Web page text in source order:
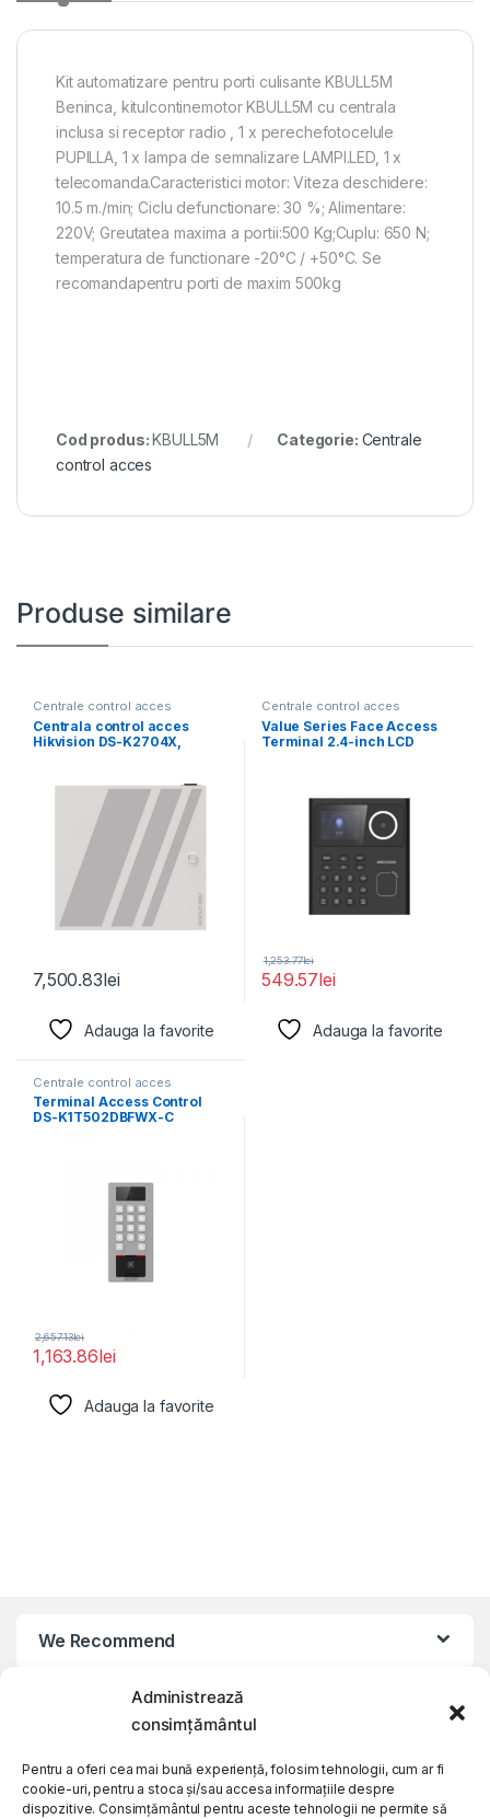
Administrează
consimțământul
Pentru a oferi cea mai bună experiență, folosim tehnologii, cum ar fi
cookie-uri, pentru a stoca și/sau accesa informațiile despre
dispozitive. Consimțământul pentru aceste tehnologii ne permite să
Kit automatizare pentru porti culisante KBULL5M
Beninca, kitulcontinemotor KBULL5M cu centrala
inclusa si receptor radio , 1 x perechefotocelule
PUPILLA, 1 x lampa de semnalizare LAMPI.LED, 1 x
telecomanda.Caracteristici motor: Viteza deschidere:
10.5 m./min; Ciclu defunctionare: 30 %; Alimentare:
220V; Greutatea maxima a portii:500 Kg;Cuplu: 650 N;
temperatura de functionare -20°C / +50°C. Se
recomandapentru porti de maxim 500kg
Cod produs:KBULL5M Categorie: Centrale
control acces
Produse similare
Centrale control acces
Centrala control acces
Hikvision DS-K2704X,
7,500.83lei
Adauga la favorite
Centrale control acces
Value Series Face Access
Terminal 2.4-inch LCD
549.57lei
1,253.77lei
Adauga la favorite
Centrale control acces
Terminal Access Control
DS-K1T502DBFWX-C
1,163.86lei
2,657.13lei
Adauga la favorite
We Recommend
My Account
Customer Care